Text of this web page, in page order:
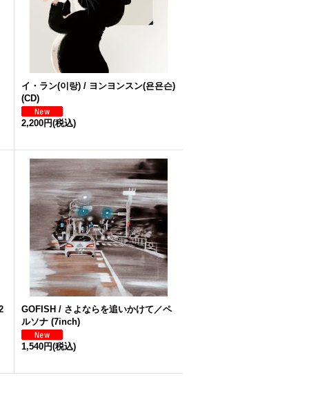
イ・ラン(이랑) / ヨンヨンスン(욘욘슨)
(CD)
2,200円(税込)
GOFISH / さよならを追いかけて／ペ
ルソナ (7inch)
1,540円(税込)